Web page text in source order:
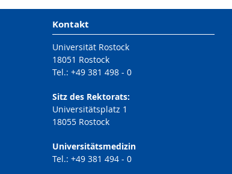
Kontakt
Universität Rostock
18051 Rostock
Tel.: +49 381 498 - 0
Sitz des Rektorats:
Universitätsplatz 1
18055 Rostock
Universitätsmedizin
Tel.: +49 381 494 - 0